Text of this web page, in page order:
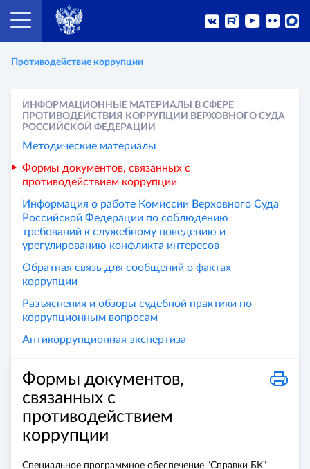
Противодействие коррупции
Формы документов,
связанных с
противодействием
коррупции
Специальное программное обеспечение "Справки БК"
ИНФОРМАЦИОННЫЕ МАТЕРИАЛЫ В СФЕРЕ
ПРОТИВОДЕЙСТВИЯ КОРРУПЦИИ ВЕРХОВНОГО СУДА
РОССИЙСКОЙ ФЕДЕРАЦИИ
Методические материалы
Формы документов, связанных с
противодействием коррупции
Информация о работе Комиссии Верховного Суда
Российской Федерации по соблюдению
требований к служебному поведению и
урегулированию конфликта интересов
Обратная связь для сообщений о фактах
коррупции
Разъяснения и обзоры судебной практики по
коррупционным вопросам
Антикоррупционная экспертиза